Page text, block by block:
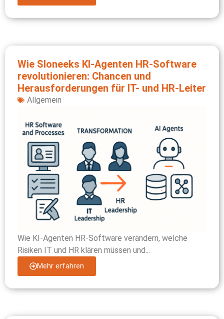
Wie Sloneeks KI-Agenten HR-Software
revolutionieren: Chancen und
Herausforderungen für IT- und HR-Leiter
Allgemein
Wie KI-Agenten HR-Software verändern, welche
Risiken IT und HR klären müssen und...
Mehr erfahren